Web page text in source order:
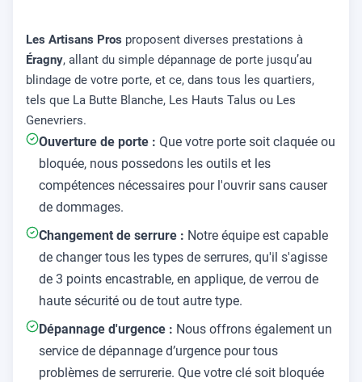
Les Artisans Pros proposent diverses prestations à
Éragny, allant du simple dépannage de porte jusqu’au
blindage de votre porte, et ce, dans tous les quartiers,
tels que La Butte Blanche, Les Hauts Talus ou Les
Genevriers.
Ouverture de porte : Que votre porte soit claquée ou
bloquée, nous possedons les outils et les
compétences nécessaires pour l'ouvrir sans causer
de dommages.
Changement de serrure : Notre équipe est capable
de changer tous les types de serrures, qu'il s'agisse
de 3 points encastrable, en applique, de verrou de
haute sécurité ou de tout autre type.
Dépannage d'urgence : Nous offrons également un
service de dépannage d’urgence pour tous
problèmes de serrurerie. Que votre clé soit bloquée